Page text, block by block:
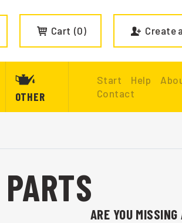
Cart 0 Create
OTHER
Start Help
Contact
ARE YOU